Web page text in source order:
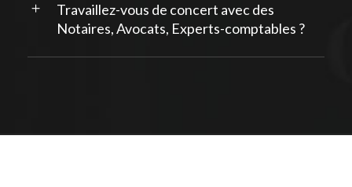
Travaillez-vous de concert avec des
Notaires, Avocats, Experts-comptables ?